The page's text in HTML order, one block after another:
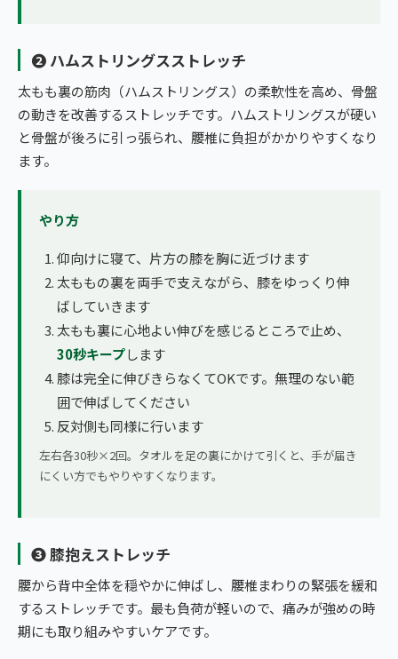
❷ ハムストリングスストレッチ
太もも裏の筋肉（ハムストリングス）の柔軟性を高め、骨盤
の動きを改善するストレッチです。ハムストリングスが硬い
と骨盤が後ろに引っ張られ、腰椎に負担がかかりやすくなり
ます。
やり方
仰向けに寝て、片方の膝を胸に近づけます
太ももの裏を両手で支えながら、膝をゆっくり伸
ばしていきます
太もも裏に心地よい伸びを感じるところで止め、
30秒キープします
膝は完全に伸びきらなくてOKです。無理のない範
囲で伸ばしてください
反対側も同様に行います
左右各30秒×2回。タオルを足の裏にかけて引くと、手が届き
にくい方でもやりやすくなります。
❸ 膝抱えストレッチ
腰から背中全体を穏やかに伸ばし、腰椎まわりの緊張を緩和
するストレッチです。最も負荷が軽いので、痛みが強めの時
期にも取り組みやすいケアです。